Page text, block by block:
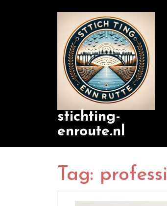
stichting-
enroute.nl
Tag: